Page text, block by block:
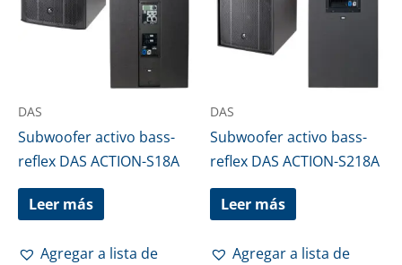
DAS
Subwoofer activo bass-
reflex DAS ACTION-S18A
Leer más
Agregar a lista de
DAS
Subwoofer activo bass-
reflex DAS ACTION-S218A
Leer más
Agregar a lista de